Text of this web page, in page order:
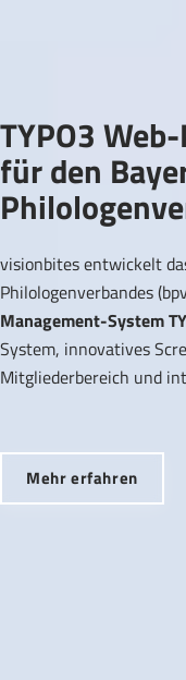
TYPO3
für den
visionbites entwickelt
Philologenverbandes
Management-System
System, innovatives
Mitgliederbereich und
Mehr erfahren